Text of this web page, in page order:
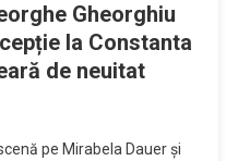
Gheorghiu
la Constanta
de neuitat
pe Mirabela Dauer și